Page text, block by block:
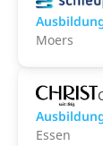
Moers
Essen